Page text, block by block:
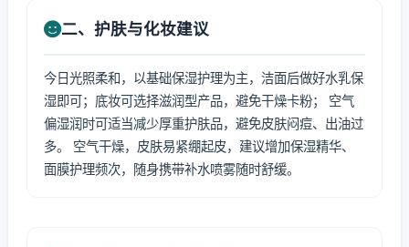
二、护肤与化妆建议
今日光照柔和，以基础保湿护理为主，洁面后做好水乳保
湿即可；底妆可选择滋润型产品，避免干燥卡粉； 空气
偏湿润时可适当减少厚重护肤品，避免皮肤闷痘、出油过
多。 空气干燥，皮肤易紧绷起皮，建议增加保湿精华、
面膜护理频次，随身携带补水喷雾随时舒缓。